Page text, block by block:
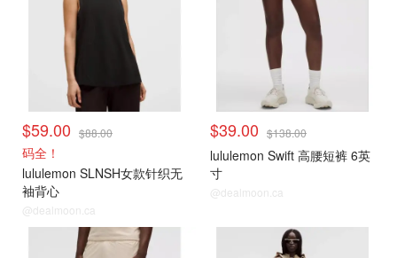
$59.00 $88.00
码全！
lululemon SLNSH女款针织无
袖背心
@dealmoon.ca
$39.00 $138.00
lululemon Swift 高腰短裤 6英
寸
@dealmoon.ca